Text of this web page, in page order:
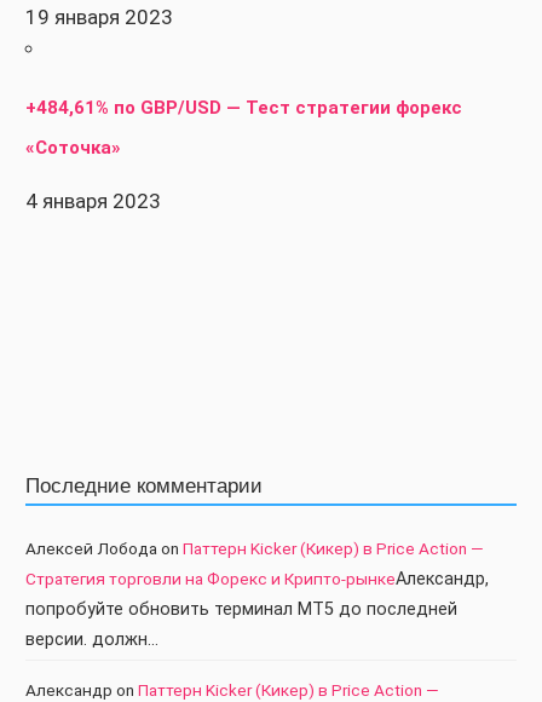
19 января 2023
+484,61% по GBP/USD — Тест стратегии форекс
«Соточка»
4 января 2023
Последние комментарии
Алексей Лобода on Паттерн Kicker (Кикер) в Price Action —
Стратегия торговли на Форекс и Крипто-рынкеАлександр,
попробуйте обновить терминал МТ5 до последней
версии. должн…
Александр on Паттерн Kicker (Кикер) в Price Action —